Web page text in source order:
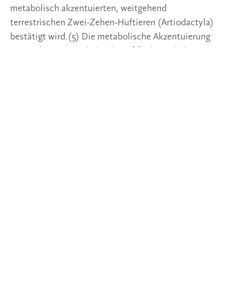
metabolisch akzentuierten, weitgehend
terrestrischen Zwei-Zehen-Huftieren (Artiodactyla)
bestätigt wird.(5) Die metabolische Akzentuierung